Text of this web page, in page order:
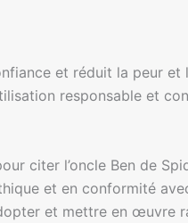
et réduit la peur et
responsable et
citer l’oncle Ben de
et en conformité
et mettre en œuvre